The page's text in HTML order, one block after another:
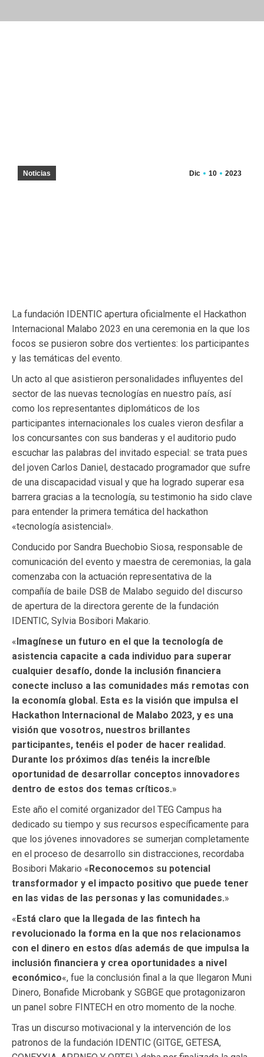
Dic 10 2023
Noticias
La fundación IDENTIC apertura oficialmente el Hackathon
Internacional Malabo 2023 en una ceremonia en la que los
focos se pusieron sobre dos vertientes: los participantes
y las temáticas del evento.
Un acto al que asistieron personalidades influyentes del
sector de las nuevas tecnologías en nuestro país, así
como los representantes diplomáticos de los
participantes internacionales los cuales vieron desfilar a
los concursantes con sus banderas y el auditorio pudo
escuchar las palabras del invitado especial: se trata pues
del joven Carlos Daniel, destacado programador que sufre
de una discapacidad visual y que ha logrado superar esa
barrera gracias a la tecnología, su testimonio ha sido clave
para entender la primera temática del hackathon
«tecnología asistencial».
Conducido por Sandra Buechobio Siosa, responsable de
comunicación del evento y maestra de ceremonias, la gala
comenzaba con la actuación representativa de la
compañía de baile DSB de Malabo seguido del discurso
de apertura de la directora gerente de la fundación
IDENTIC, Sylvia Bosibori Makario.
«Imagínese un futuro en el que la tecnología de
asistencia capacite a cada individuo para superar
cualquier desafío, donde la inclusión financiera
conecte incluso a las comunidades más remotas con
la economía global. Esta es la visión que impulsa el
Hackathon Internacional de Malabo 2023, y es una
visión que vosotros, nuestros brillantes
participantes, tenéis el poder de hacer realidad.
Durante los próximos días tenéis la increíble
oportunidad de desarrollar conceptos innovadores
dentro de estos dos temas críticos.»
Este año el comité organizador del TEG Campus ha
dedicado su tiempo y sus recursos específicamente para
que los jóvenes innovadores se sumerjan completamente
en el proceso de desarrollo sin distracciones, recordaba
Bosibori Makario «Reconocemos su potencial
transformador y el impacto positivo que puede tener
en las vidas de las personas y las comunidades.»
«Está claro que la llegada de las fintech ha
revolucionado la forma en la que nos relacionamos
con el dinero en estos días además de que impulsa la
inclusión financiera y crea oportunidades a nivel
económico«, fue la conclusión final a la que llegaron Muni
Dinero, Bonafide Microbank y SGBGE que protagonizaron
un panel sobre FINTECH en otro momento de la noche.
Tras un discurso motivacional y la intervención de los
patronos de la fundación IDENTIC (GITGE, GETESA,